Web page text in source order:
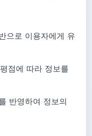
으로 이용자에게 유
평점에 따라 정보를
반영하여 정보의